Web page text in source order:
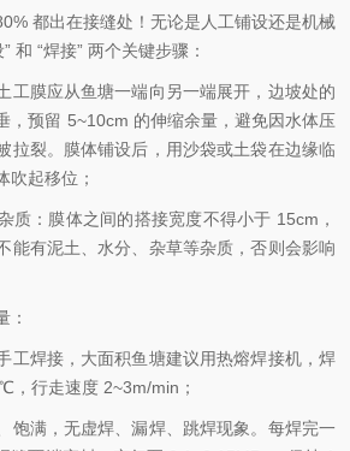
都出在接缝处！无论是人工铺设还是机械
和 “焊接” 两个关键步骤：
工膜应从鱼塘一端向另一端展开，边坡处的
，预留 5~10cm 的伸缩余量，避免因水体压
拉裂。膜体铺设后，用沙袋或土袋在边缘临
吹起移位；
质：膜体之间的搭接宽度不得小于 15cm，
能有泥土、水分、杂草等杂质，否则会影响
：
工焊接，大面积鱼塘建议用热熔焊接机，焊
，行走速度 2~3m/min；
饱满，无虚焊、漏焊、跳焊现象。每焊完一